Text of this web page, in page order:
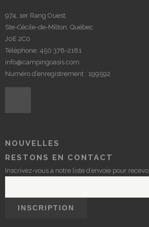
974, 1er Rang Ouest,
Ste-Cécile-de-Milton, Québec
J0E 2C0
Téléphone: 450 378-2181
info@campingoasis.com
Numéro d’enregistrement : 199592
NOUVELLES
RESTONS EN CONTACT
Inscrivez-vous a notre liste d’envoie pour